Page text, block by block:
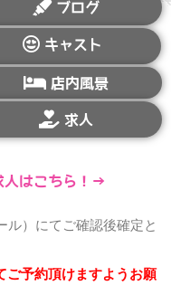
ブログ
キャスト
店内風景
求人
人はこちら！→
ル）にてご確認後確定と
ご予約頂けますようお願